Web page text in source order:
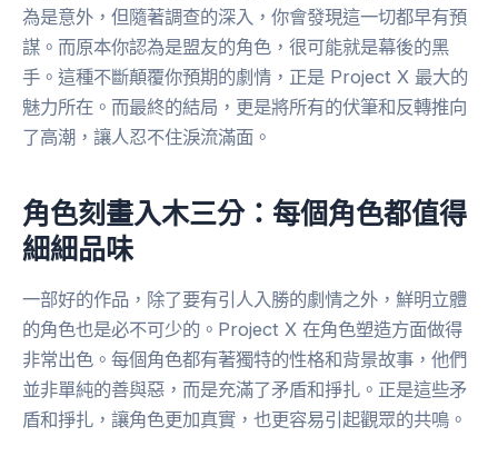
為是意外，但隨著調查的深入，你會發現這一切都早有預
謀。而原本你認為是盟友的角色，很可能就是幕後的黑
手。這種不斷顛覆你預期的劇情，正是 Project X 最大的
魅力所在。而最終的結局，更是將所有的伏筆和反轉推向
了高潮，讓人忍不住淚流滿面。
角色刻畫入木三分：每個角色都值得
細細品味
一部好的作品，除了要有引人入勝的劇情之外，鮮明立體
的角色也是必不可少的。Project X 在角色塑造方面做得
非常出色。每個角色都有著獨特的性格和背景故事，他們
並非單純的善與惡，而是充滿了矛盾和掙扎。正是這些矛
盾和掙扎，讓角色更加真實，也更容易引起觀眾的共鳴。